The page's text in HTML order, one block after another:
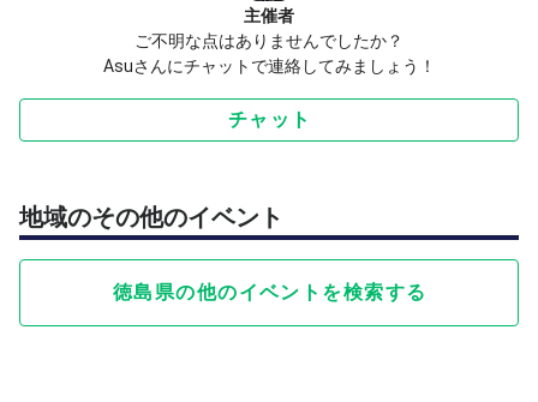
主催者
ご不明な点はありませんでしたか？
Asuさんにチャットで連絡してみましょう！
チャット
地域のその他のイベント
徳島県の他のイベントを検索する